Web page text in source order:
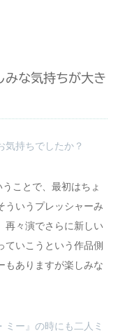
みな気持ちが大き
持ちでしたか？
ことで、最初はちょ
ういうプレッシャーみ
再々演でさらに新しい
ていこうという作品側
もありますが楽しみな
ー』の時にも二人ミ